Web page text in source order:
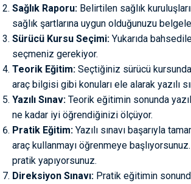
Sağlık Raporu: Belirtilen sağlık
sağlık şartlarına uygun olduğunuzu
Sürücü Kursu Seçimi: Yukarıda
seçmeniz gerekiyor.
Teorik Eğitim: Seçtiğiniz sürücü
araç bilgisi gibi konuları ele alarak yazılı
Yazılı Sınav: Teorik eğitimin sonunda
ne kadar iyi öğrendiğinizi ölçüyor.
Pratik Eğitim: Yazılı sınavı başarıyla
araç kullanmayı öğrenmeye
pratik yapıyorsunuz.
Direksiyon Sınavı: Pratik eğitimin